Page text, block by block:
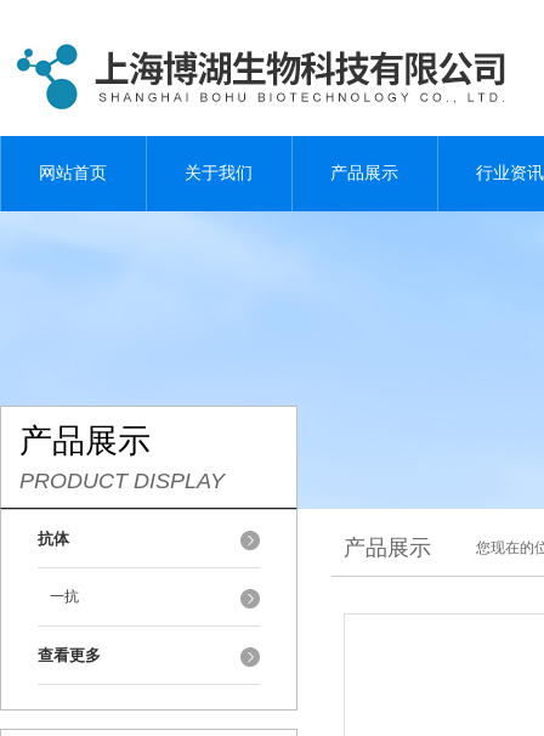
网站首页 关于我们 产品展示 行业资讯
产品展示
PRODUCT DISPLAY
抗体
一抗
查看更多
产品展示 您现在的